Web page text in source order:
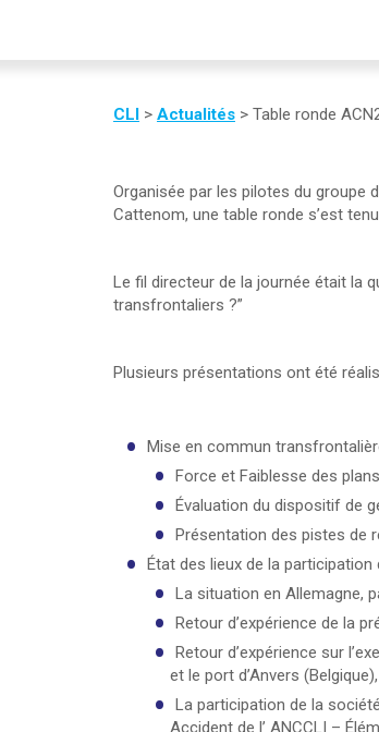
CLI > Actualités > Table ronde
Organisée par les pilotes du groupe
Cattenom, une table ronde s’est
Le fil directeur de la journée était la
transfrontaliers ?”
Plusieurs présentations ont été
Mise en commun
Force et Faiblesse des
Évaluation du dispositif de
Présentation des pistes de
État des lieux de la
La situation en Allemagne,
Retour d’expérience de la
Retour d’expérience sur
et le port d’Anvers (Belgique),
La participation de la
Accident de l’ ANCCLI –